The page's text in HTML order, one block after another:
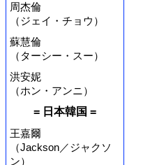
周杰倫
（ジェイ・チョウ）
蘇慧倫
（ターシー・スー）
洪安妮
（ホン・アンニ）
= 日本韓国 =
王嘉爾
（Jackson／ジャクソ
ン）